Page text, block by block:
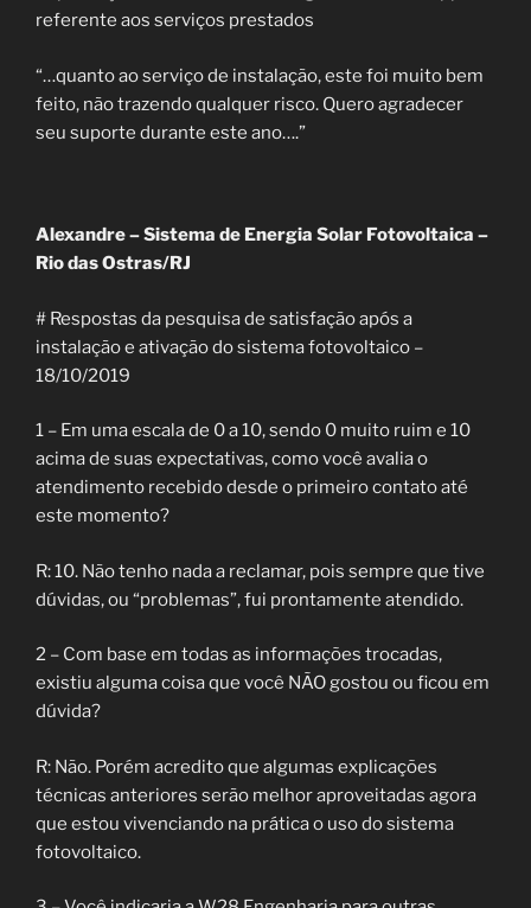
referente aos serviços prestados
“…quanto ao serviço de instalação, este foi muito bem
feito, não trazendo qualquer risco. Quero agradecer
seu suporte durante este ano….”
Alexandre – Sistema de Energia Solar Fotovoltaica –
Rio das Ostras/RJ
# Respostas da pesquisa de satisfação após a
instalação e ativação do sistema fotovoltaico –
18/10/2019
1 – Em uma escala de 0 a 10, sendo 0 muito ruim e 10
acima de suas expectativas, como você avalia o
atendimento recebido desde o primeiro contato até
este momento?
R: 10. Não tenho nada a reclamar, pois sempre que tive
dúvidas, ou “problemas”, fui prontamente atendido.
2 – Com base em todas as informações trocadas,
existiu alguma coisa que você NÃO gostou ou ficou em
dúvida?
R: Não. Porém acredito que algumas explicações
técnicas anteriores serão melhor aproveitadas agora
que estou vivenciando na prática o uso do sistema
fotovoltaico.